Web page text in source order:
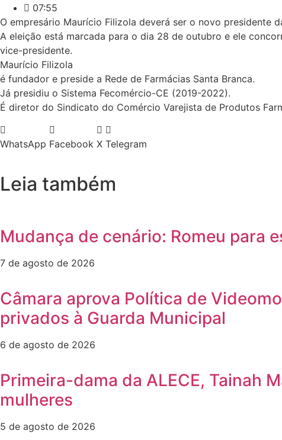
07:55
O empresário Maurício Filizola deverá ser o novo presidente
A eleição está marcada para o dia 28 de outubro e ele
vice-presidente.
Maurício Filizola
é fundador e preside a Rede de Farmácias Santa Branca.
Já presidiu o Sistema Fecomércio-CE (2019-2022).
É diretor do Sindicato do Comércio Varejista de Produtos
WhatsApp Facebook X Telegram
Leia também
Mudança de cenário: Romeu para
7 de agosto de 2026
Câmara aprova Política de
privados à Guarda Municipal
6 de agosto de 2026
Primeira-dama da ALECE, Tainah
mulheres
5 de agosto de 2026